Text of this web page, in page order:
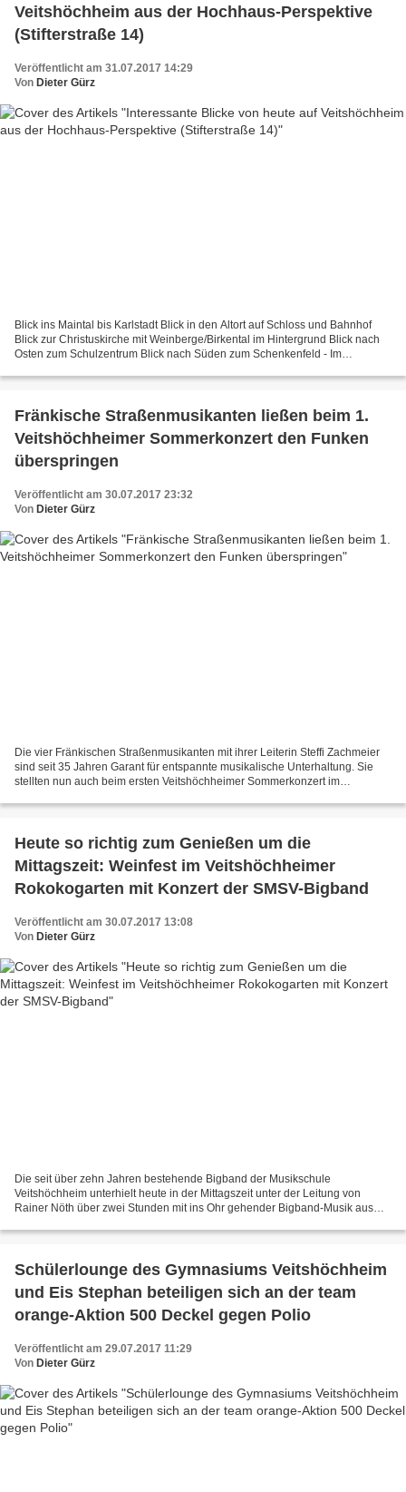
Veitshöchheim aus der Hochhaus-Perspektive
(Stifterstraße 14)
Veröffentlicht am 31.07.2017 14:29
Von Dieter Gürz
Blick ins Maintal bis Karlstadt Blick in den Altort auf Schloss und Bahnhof
Blick zur Christuskirche mit Weinberge/Birkental im Hintergrund Blick nach
Osten zum Schulzentrum Blick nach Süden zum Schenkenfeld - Im
Fränkische Straßenmusikanten ließen beim 1.
Veitshöchheimer Sommerkonzert den Funken
überspringen
Veröffentlicht am 30.07.2017 23:32
Von Dieter Gürz
Die vier Fränkischen Straßenmusikanten mit ihrer Leiterin Steffi Zachmeier
sind seit 35 Jahren Garant für entspannte musikalische Unterhaltung. Sie
stellten nun auch beim ersten Veitshöchheimer Sommerkonzert im
Heute so richtig zum Genießen um die
Mittagszeit: Weinfest im Veitshöchheimer
Rokokogarten mit Konzert der SMSV-Bigband
Veröffentlicht am 30.07.2017 13:08
Von Dieter Gürz
Die seit über zehn Jahren bestehende Bigband der Musikschule
Veitshöchheim unterhielt heute in der Mittagszeit unter der Leitung von
Rainer Nöth über zwei Stunden mit ins Ohr gehender Bigband-Musik aus
Schülerlounge des Gymnasiums Veitshöchheim
und Eis Stephan beteiligen sich an der team
orange-Aktion 500 Deckel gegen Polio
Veröffentlicht am 29.07.2017 11:29
Von Dieter Gürz